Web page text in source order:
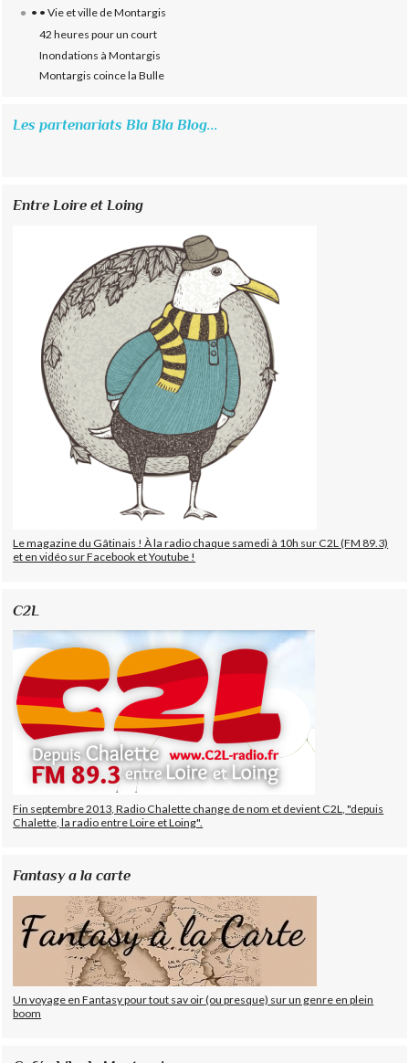
• • Vie et ville de Montargis
42 heures pour un court
Inondations à Montargis
Montargis coince la Bulle
Les partenariats Bla Bla Blog...
Entre Loire et Loing
Le magazine du Gâtinais ! À la radio chaque samedi à 10h sur C2L (FM 89.3)
et en vidéo sur Facebook et Youtube !
C2L
Fin septembre 2013, Radio Chalette change de nom et devient C2L, "depuis
Chalette, la radio entre Loire et Loing".
Fantasy a la carte
Un voyage en Fantasy pour tout sav oir (ou presque) sur un genre en plein
boom